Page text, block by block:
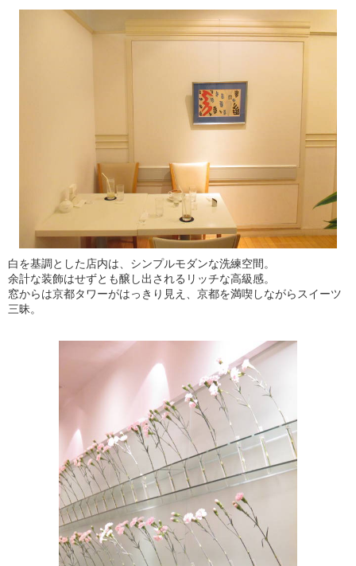
白を基調とした店内は、シンプルモダンな洗練空間。
余計な装飾はせずとも醸し出されるリッチな高級感。
窓からは京都タワーがはっきり見え、京都を満喫しながらスイーツ
三昧。